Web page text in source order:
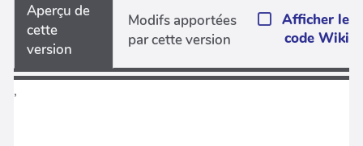
Aperçu de
cette
version
Modifs apportées
par cette version
Afficher le
code Wiki